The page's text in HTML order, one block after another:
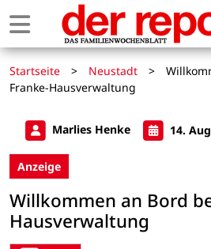
Startseite > Neustadt >
Franke-Hausverwaltung
Marlies Henke 14.
Anzeige
Willkommen an Bord
Hausverwaltung